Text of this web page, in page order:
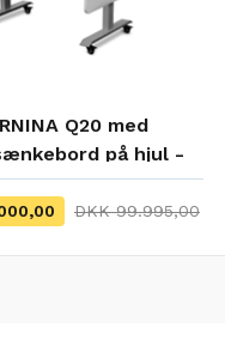
Q20 med
på hjul -
kun 1 stk -
pris.
DKK 99.995,00